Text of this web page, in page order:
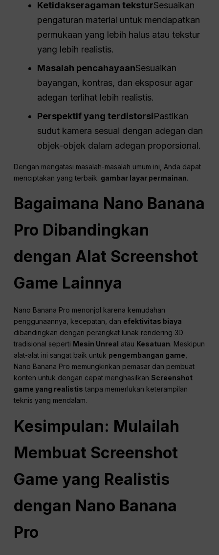
Ketidakseragaman teksturSesuaikan
pengaturan material untuk mendapatkan
permukaan yang lebih halus atau tekstur
yang lebih realistis.
Masalah pencahayaanSesuaikan
bayangan, kontras, dan eksposur agar
adegan terlihat lebih realistis.
Perspektif yang terdistorsiPastikan
sudut kamera sesuai dengan adegan dan
objek-objek dalam adegan proporsional.
Dengan mengatasi masalah-masalah umum ini, Anda dapat
menciptakan yang terbaik. gambar layar permainan.
Bagaimana Nano Banana
Pro Dibandingkan
dengan Alat Screenshot
Game Lainnya
Nano Banana Pro menonjol karena kemudahan
penggunaannya, kecepatan, dan efektivitas biaya
dibandingkan dengan perangkat lunak rendering 3D
tradisional seperti Mesin Unreal atau Kesatuan. Meskipun
alat-alat ini sangat baik untuk pengembangan game
Nano Banana Pro memungkinkan pemasar dan pembuat
konten untuk dengan cepat menghasilkanScreenshot
game yang realistis tanpa memerlukan keterampilan
teknis yang mendalam.
Kesimpulan: Mulailah
Membuat Screenshot
Game yang Realistis
dengan Nano Banana
Pro